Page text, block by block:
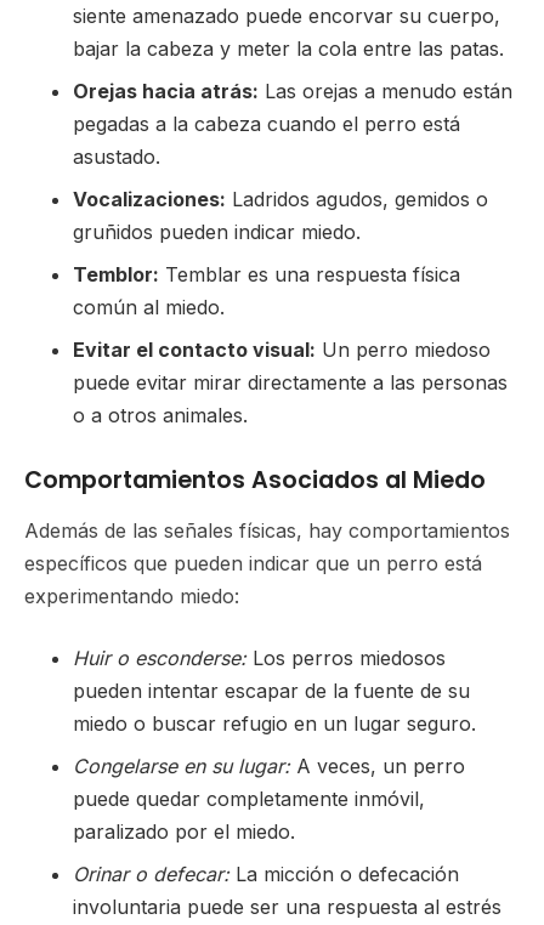
siente amenazado puede encorvar su cuerpo,
bajar la cabeza y meter la cola entre las patas.
Orejas hacia atrás: Las orejas a menudo están
pegadas a la cabeza cuando el perro está
asustado.
Vocalizaciones: Ladridos agudos, gemidos o
gruñidos pueden indicar miedo.
Temblor: Temblar es una respuesta física
común al miedo.
Evitar el contacto visual: Un perro miedoso
puede evitar mirar directamente a las personas
o a otros animales.
Comportamientos Asociados al Miedo
Además de las señales físicas, hay comportamientos
específicos que pueden indicar que un perro está
experimentando miedo:
Huir o esconderse:Los perros miedosos
pueden intentar escapar de la fuente de su
miedo o buscar refugio en un lugar seguro.
Congelarse en su lugar:A veces, un perro
puede quedar completamente inmóvil,
paralizado por el miedo.
Orinar o defecar:La micción o defecación
involuntaria puede ser una respuesta al estrés